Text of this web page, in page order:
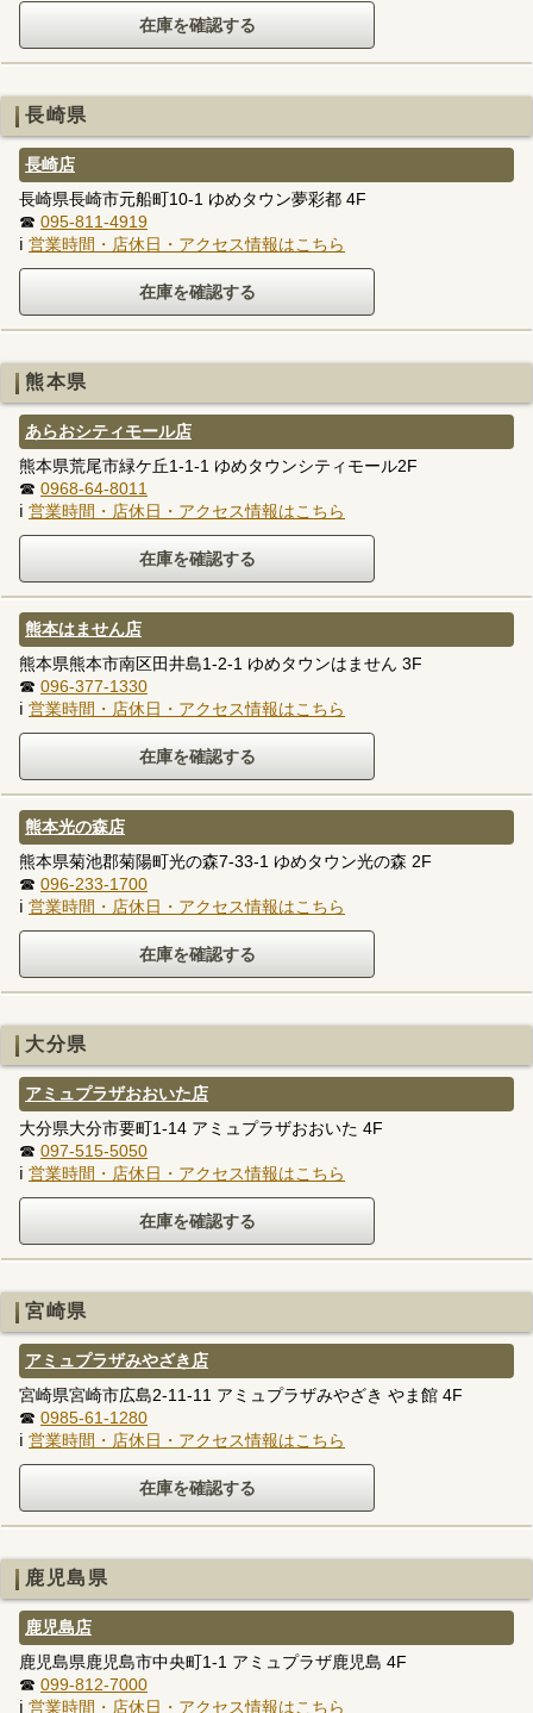
長崎県
長崎店
長崎県長崎市元船町10-1 ゆめタウン夢彩都 4F
☎ 095-811-4919
ℹ 営業時間・店休日・アクセス情報はこちら
熊本県
あらおシティモール店
熊本県荒尾市緑ケ丘1-1-1 ゆめタウンシティモール2F
☎ 0968-64-8011
ℹ 営業時間・店休日・アクセス情報はこちら
熊本はません店
熊本県熊本市南区田井島1-2-1 ゆめタウンはません 3F
☎ 096-377-1330
ℹ 営業時間・店休日・アクセス情報はこちら
熊本光の森店
熊本県菊池郡菊陽町光の森7-33-1 ゆめタウン光の森 2F
☎ 096-233-1700
ℹ 営業時間・店休日・アクセス情報はこちら
大分県
アミュプラザおおいた店
大分県大分市要町1-14 アミュプラザおおいた 4F
☎ 097-515-5050
ℹ 営業時間・店休日・アクセス情報はこちら
宮崎県
アミュプラザみやざき店
宮崎県宮崎市広島2-11-11 アミュプラザみやざき やま館 4F
☎ 0985-61-1280
ℹ 営業時間・店休日・アクセス情報はこちら
鹿児島県
鹿児島店
鹿児島県鹿児島市中央町1-1 アミュプラザ鹿児島 4F
☎ 099-812-7000
ℹ 営業時間・店休日・アクセス情報はこちら